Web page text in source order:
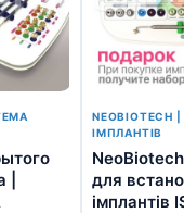
ІМПЛАНТІВ
для
імплантів